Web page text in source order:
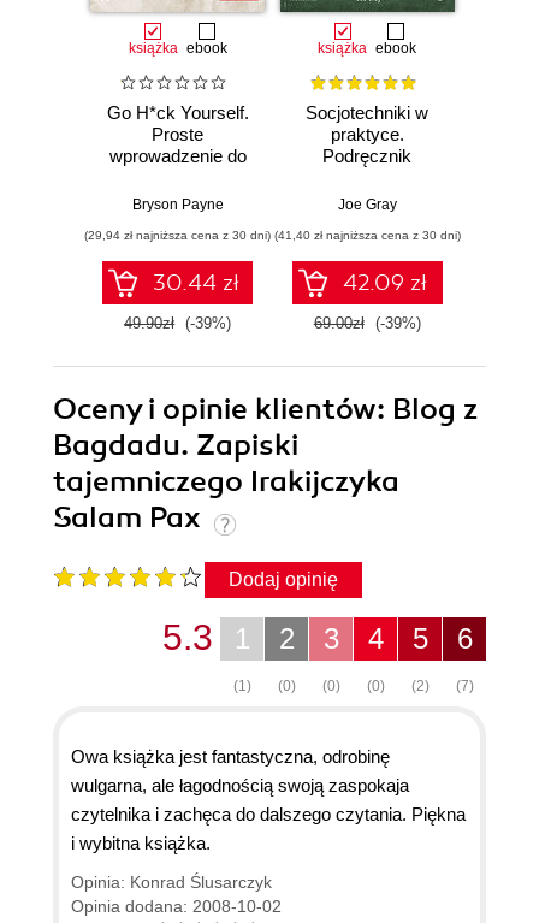
książka ebook
Go H*ck Yourself.
Proste
wprowadzenie do
cyberatakami
Bryson Payne
(29,94 zł najniższa cena z 30 dni)
30.44 zł
49.90zł (-39%)
książka ebook
Socjotechniki w
praktyce.
Podręcznik
Joe Gray
(41,40 zł najniższa cena z 30 dni)
42.09 zł
69.00zł (-39%)
Oceny i opinie klientów: Blog z
Bagdadu. Zapiski
tajemniczego Irakijczyka
Salam Pax
Dodaj opinię
6
(7)
5
(2)
4
(0)
3
(0)
2
(0)
1
(1)
5.3
Owa książka jest fantastyczna, odrobinę
wulgarna, ale łagodnością swoją zaspokaja
czytelnika i zachęca do dalszego czytania. Piękna
i wybitna książka.
Opinia: Konrad Ślusarczyk
Opinia dodana: 2008-10-02